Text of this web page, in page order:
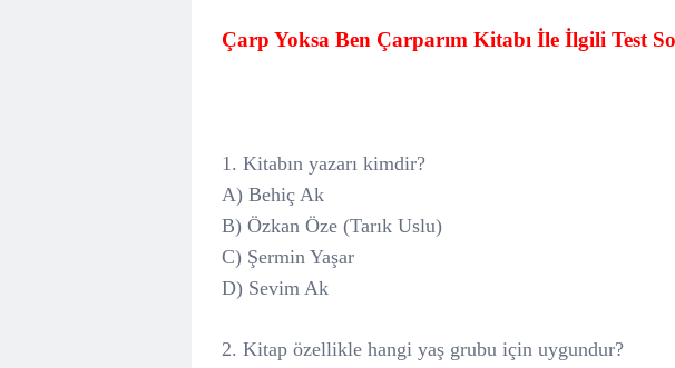
Çarp Yoksa Ben Çarparım Kitabı İle İlgili Test
1. Kitabın yazarı kimdir?
A) Behiç Ak
B) Özkan Öze (Tarık Uslu)
C) Şermin Yaşar
D) Sevim Ak
2. Kitap özellikle hangi yaş grubu için uygundur?